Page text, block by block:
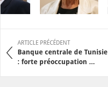
ARTICLE PRÉCÉDENT
Banque centrale de Tunisie
: forte préoccupation ...